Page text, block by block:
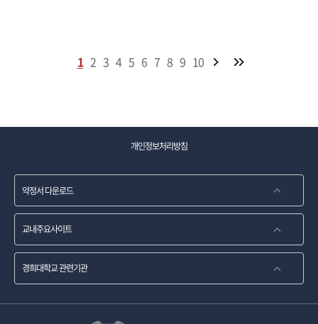
1 2 3 4 5 6 7 8 9 10
개인정보처리방침
약정서 다운로드